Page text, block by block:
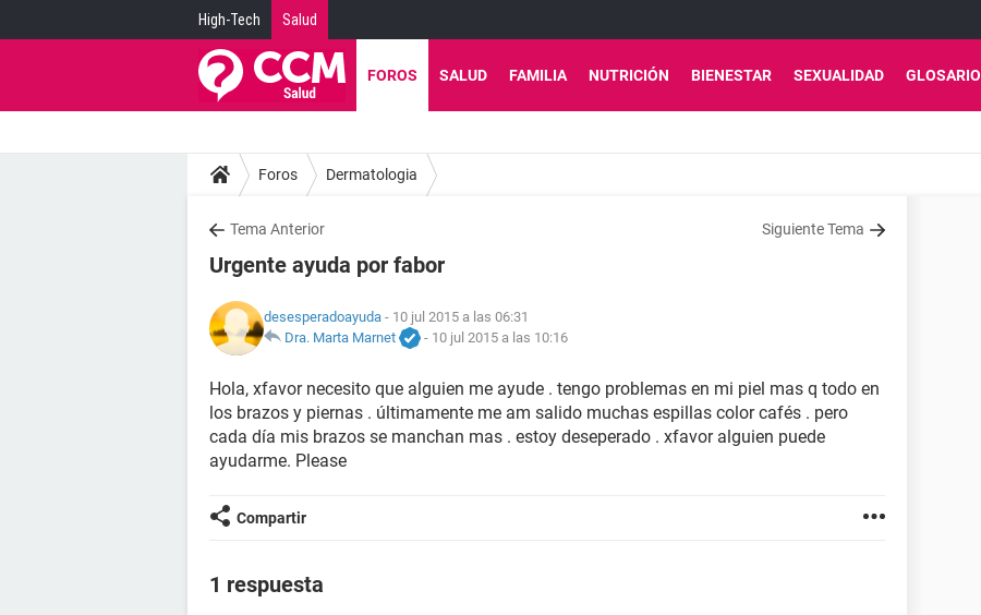
High-Tech Salud
FOROS SALUD FAMILIA NUTRICIÓN BIENESTAR SEXUALIDAD GLOSARIO
Foros Dermatologia
Tema Anterior Siguiente Tema
Urgente ayuda por fabor
desesperadoayuda - 10 jul 2015 a las 06:31
Dra. Marta Marnet
- 10 jul 2015 a las 10:16
Hola, xfavor necesito que alguien me ayude . tengo problemas en mi piel mas q todo en
los brazos y piernas . últimamente me am salido muchas espillas color cafés . pero
cada día mis brazos se manchan mas . estoy deseperado . xfavor alguien puede
ayudarme. Please
Compartir
1 respuesta